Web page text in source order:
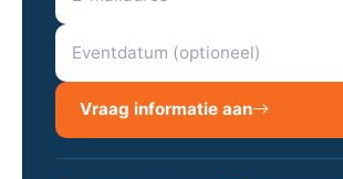
Vraag informatie aan